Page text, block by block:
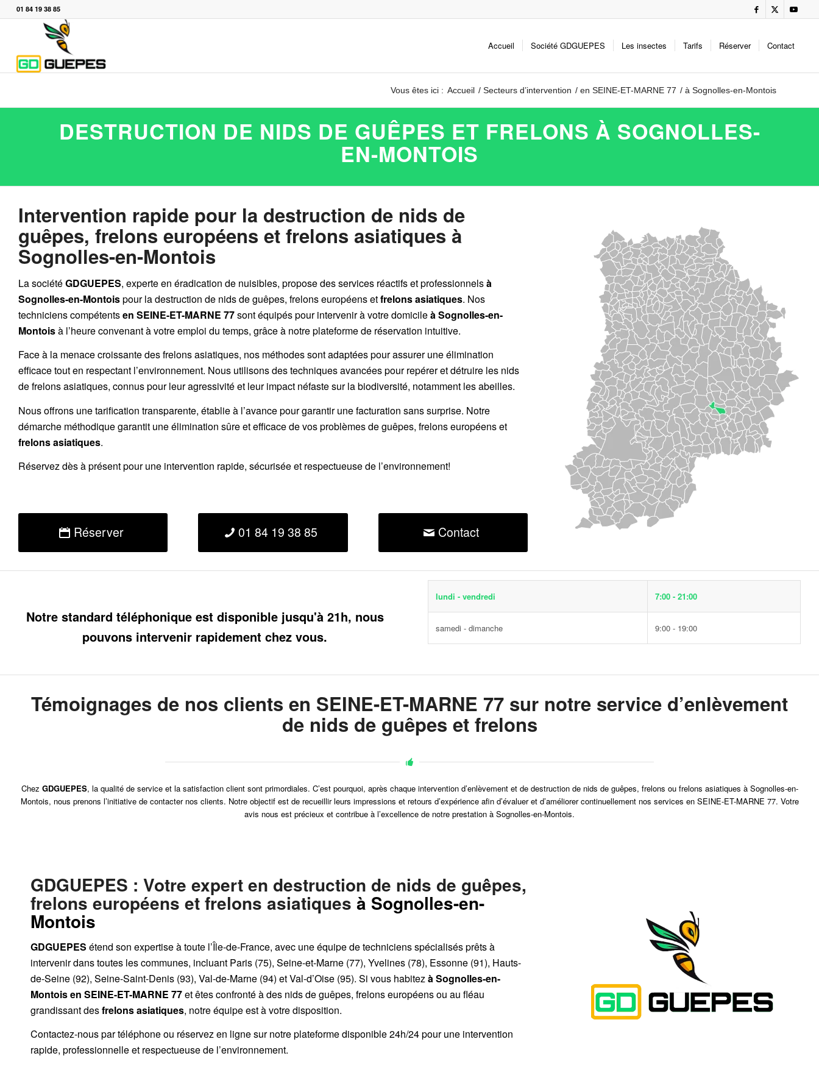
01 84 19 38 85
Accueil Société GDGUEPES Les insectes Tarifs Réserver Contact
Vous êtes ici : Accueil / Secteurs d’intervention / en SEINE-ET-MARNE 77 / à Sognolles-en-Montois
DESTRUCTION DE NIDS DE GUÊPES ET FRELONS À SOGNOLLES-
EN-MONTOIS
Intervention rapide pour la destruction de nids de
guêpes, frelons européens et frelons asiatiques à
Sognolles-en-Montois
La sociétéGDGUEPES, experte en éradication de nuisibles, propose des services réactifs et professionnelsà
Sognolles-en-Montoispour la destruction de nids de guêpes, frelons européensetfrelons asiatiques. Nos
techniciens compétentsen SEINE-ET-MARNE 77sont équipés pour intervenir à votre domicileà Sognolles-en-
Montoisà l’heure convenant à votre emploi du temps, grâce à notre plateforme de réservation intuitive.
Face à la menace croissante des frelons asiatiques, nos méthodes sont adaptées pour assurer une élimination
efficace tout en respectant l’environnement. Nous utilisons des techniques avancées pour repérer et détruire les nids
defrelons asiatiques, connus pour leur agressivité et leur impact néfaste sur la biodiversité, notamment les abeilles.
Nous offrons unetarification transparente, établie à l’avance pour garantir une facturation sans surprise. Notre
démarche méthodique garantit une élimination sûre et efficace de vos problèmes de guêpes, frelons européens et
frelons asiatiques.
Réservezdès à présent pour une intervention rapide, sécurisée et respectueuse de l’environnement!
Réserver 01 84 19 38 85 Contact
Notre standard téléphonique est disponible jusqu'à 21h, nous
pouvons intervenir rapidement chez vous.
lundi - vendredi 7:00 - 21:00
samedi - dimanche 9:00 - 19:00
Témoignages de nos clients en SEINE-ET-MARNE 77 sur notre service d’enlèvement
de nids de guêpes et frelons
Chez GDGUEPES, la qualité de service et la satisfaction client sont primordiales. C’est pourquoi, après chaque intervention d’enlèvement et de destruction de nids de guêpes, frelons ou frelons asiatiques à Sognolles-en-
Montois, nous prenons l’initiative de contacter nos clients. Notre objectif est de recueillir leurs impressions et retours d’expérience afin d’évaluer et d’améliorer continuellement nos services en SEINE-ET-MARNE 77. Votre
avis nous est précieux et contribue à l’excellence de notre prestation à Sognolles-en-Montois.
GDGUEPES : Votre expert en destruction de nids de guêpes,
frelons européens et frelons asiatiques à Sognolles-en-
Montois
GDGUEPES étend son expertise à toute l’Île-de-France, avec une équipe de techniciens spécialisés prêts à
intervenir dans toutes les communes, incluant Paris (75), Seine-et-Marne (77), Yvelines (78), Essonne (91), Hauts-
de-Seine (92), Seine-Saint-Denis (93), Val-de-Marne (94) et Val-d’Oise (95). Si vous habitez à Sognolles-en-
Montoisen SEINE-ET-MARNE 77et êtes confronté à des nids de guêpes, frelons européens ou au fléau
grandissant desfrelons asiatiques, notre équipe est à votre disposition.
Contactez-nous partéléphoneou réservez en ligne sur notre plateforme disponible 24h/24pour une intervention
rapide, professionnelle et respectueuse de l’environnement.